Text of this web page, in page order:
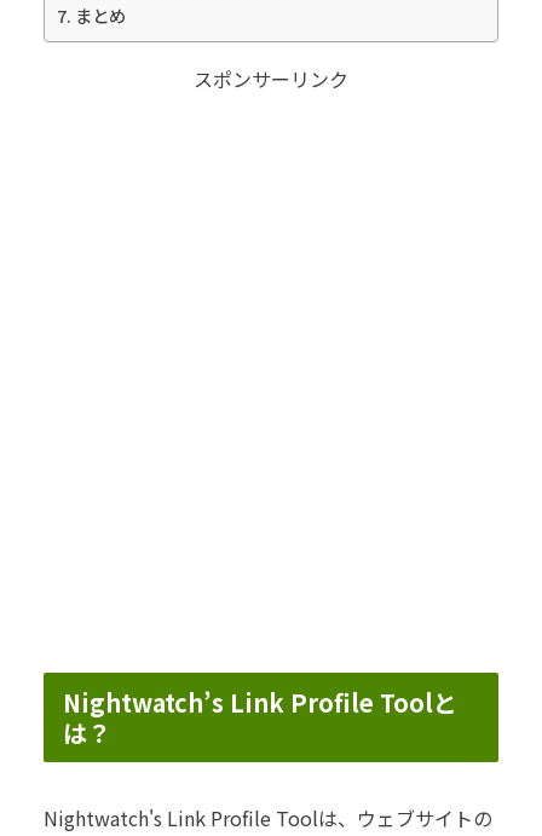
まとめ
スポンサーリンク
Nightwatch’s Link Profile Toolと
は？
Nightwatch's Link Profile Toolは、ウェブサイトの